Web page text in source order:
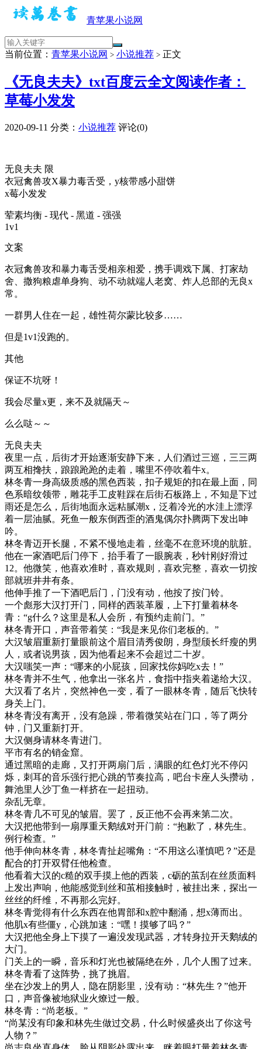
青苹果小说网
当前位置： 青苹果小说网 > 小说推荐 > 正文
《无良夫夫》txt百度云全文阅读作者：
草莓小发发
2020-09-11 分类： 小说推荐 评论(0)
无良夫夫 限
衣冠禽兽攻X暴力毒舌受，y核带感小甜饼
x莓小发发
荤素均衡 - 现代 - 黑道 - 强强
1v1
文案
衣冠禽兽攻和暴力毒舌受相亲相爱，携手调戏下属、打家劫
舍、撒狗粮虐单身狗、动不动就端人老窝、炸人总部的无良x
常。
一群男人住在一起，雄性荷尔蒙比较多……
但是1v1没跑的。
其他
保证不坑呀！
我会尽量x更，来不及就隔天～
么么哒～～
无良夫夫
夜里一点，后街才开始逐渐安静下来，人们酒过三巡，三三两
两互相搀扶，踉踉跄跄的走着，嘴里不停吹着牛x。
林冬青一身高级质感的黑色西装，扣子规矩的扣在最上面，同
色系暗纹领带，雕花手工皮鞋踩在后街石板路上，不知是下过
雨还是怎么，后街地面永远粘腻潮x，泛着冷光的水洼上漂浮
着一层油腻。死鱼一般东倒西歪的酒鬼偶尔扑腾两下发出呻
吟。
林冬青迈开长腿，不紧不慢地走着，丝毫不在意环境的肮脏。
他在一家酒吧后门停下，抬手看了一眼腕表，秒针刚好滑过
12。他微笑，他喜欢准时，喜欢规则，喜欢完整，喜欢一切按
部就班井井有条。
他伸手推了一下酒吧后门，门没有动，他按了按门铃。
一个彪形大汉打开门，同样的西装革履，上下打量着林冬
青：“g什么？这里是私人会所，有预约走前门。”
林冬青开口，声音带着笑：“我是来见你们老板的。”
大汉皱眉重新打量眼前这个眉目清秀俊朗，身型颀长纤瘦的男
人，或者说男孩，因为他看起来不会超过二十岁。
大汉嗤笑一声：“哪来的小屁孩，回家找你妈吃x去！”
林冬青并不生气，他拿出一张名片，食指中指夹着递给大汉。
大汉看了名片，突然神色一变，看了一眼林冬青，随后飞快转
身关上门。
林冬青没有离开，没有急躁，带着微笑站在门口，等了两分
钟，门又重新打开。
大汉侧身请林冬青进门。
平市有名的销金窟。
通过黑暗的走廊，又打开两扇门后，满眼的红色灯光不停闪
烁，刺耳的音乐强行把心跳的节奏拉高，吧台卡座人头攒动，
舞池里人沙丁鱼一样挤在一起扭动。
杂乱无章。
林冬青几不可见的皱眉。罢了，反正他不会再来第二次。
大汉把他带到一扇厚重天鹅绒对开门前：“抱歉了，林先生。
例行检查。”
他手伸向林冬青，林冬青扯起嘴角：“不用这么谨慎吧？”还是
配合的打开双臂任他检查。
他看着大汉的c糙的双手摸上他的西装，c砺的茧刮在丝质面料
上发出声响，他能感觉到丝和茧相接触时，被挂出来，探出一
丝丝的纤维，不再那么完好。
林冬青觉得有什么东西在他胃部和x腔中翻涌，想x薄而出。
他肌x有些僵y，心跳加速：“嘿！摸够了吗？”
大汉把他全身上下摸了一遍没发现武器，才转身拉开天鹅绒的
大门。
门关上的一瞬，音乐和灯光也被隔绝在外，几个人围了过来。
林冬青看了这阵势，挑了挑眉。
坐在沙发上的男人，隐在阴影里，没有动：“林先生？”他开
口，声音像被地狱业火燎过一般。
林冬青：“尚老板。”
“尚某没有印象和林先生做过交易，什么时候盛炎出了你这号
人物？”